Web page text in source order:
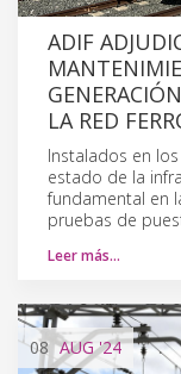
ADIF
LA RED
Instalados en
estado de la
fundamental en
pruebas de
Leer más…
08 AUG'24